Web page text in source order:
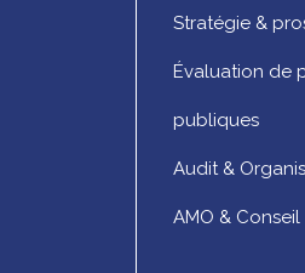
Stratégie &
Évaluation de
publiques
Audit &
AMO & Conseil